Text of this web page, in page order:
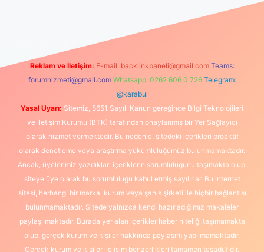
elexbetgiris.org
Reklam ve İletişim: E-mail: backlinkpaneli@gmail.com Teams:
forumhizmeti@gmail.com Whatsapp: 0262 606 0 726 Telegram:
@karabul
Yasal Uyarı: Sitemiz, 5651 Sayılı Kanun gereğince Bilgi Teknolojileri
ve İletişim Kurumu (BTK) tarafından onaylanmış bir Yer Sağlayıcı
olarak hizmet vermektedir. Bu nedenle, sitedeki içerikleri proaktif
olarak denetleme veya araştırma yükümlülüğümüz bulunmamaktadır.
Ancak, üyelerimiz yazdıkları içeriklerin sorumluluğunu taşımakta olup,
siteye üye olarak bu sorumluluğu kabul etmiş sayılırlar. Bu internet
sitesi, herhangi bir marka, kurum veya şahıs şirketi ile hiçbir bağlantısı
bulunmamaktadır. Sitede yalnızca kendi hazırladığımız makaleler
paylaşılmaktadır. Burada yer alan içerikler haber niteliği taşımamakta
olup, gerçek kurum ve kişiler hakkında paylaşım yapılmamaktadır.
Gerçek kurum ve kişiler ile isim benzerlikleri tamamen tesadüfidir.